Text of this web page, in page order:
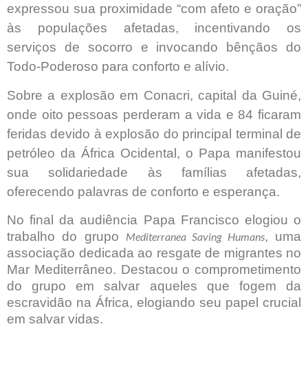
expressou sua proximidade “com afeto e oração”
às populações afetadas, incentivando os
serviços de socorro e invocando bênçãos do
Todo-Poderoso para conforto e alívio.
Sobre a explosão em Conacri, capital da Guiné,
onde oito pessoas perderam a vida e 84 ficaram
feridas devido à explosão do principal terminal de
petróleo da África Ocidental, o Papa manifestou
sua solidariedade às famílias afetadas,
oferecendo palavras de conforto e esperança.
No final da audiência Papa Francisco elogiou o
trabalho do grupo
Mediterranea Saving Humans, uma
associação dedicada ao resgate de migrantes no
Mar Mediterrâneo. Destacou o comprometimento
do grupo em salvar aqueles que fogem da
escravidão na África, elogiando seu papel crucial
em salvar vidas.